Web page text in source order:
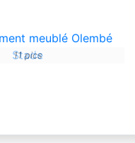
11 pics